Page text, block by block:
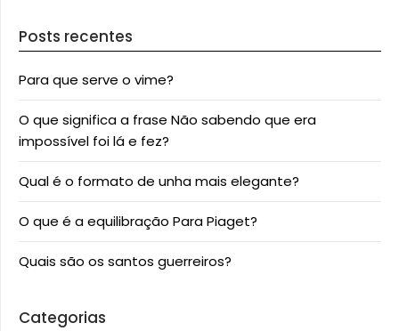
Posts recentes
Para que serve o vime?
O que significa a frase Não sabendo que era
impossível foi lá e fez?
Qual é o formato de unha mais elegante?
O que é a equilibração Para Piaget?
Quais são os santos guerreiros?
Categorias